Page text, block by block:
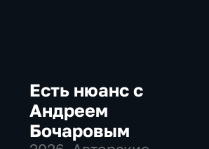
Есть нюанс с
Андреем
Бочаровым